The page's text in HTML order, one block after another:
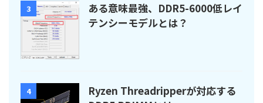
3
ある意味最強、DDR5-6000低レイ
テンシーモデルとは？
4
Ryzen Threadripperが対応する